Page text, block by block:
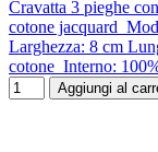
Cravatta 3 pieghe
cotone jacquard
Larghezza: 8 cm
cotone Interno:
Aggiungi al